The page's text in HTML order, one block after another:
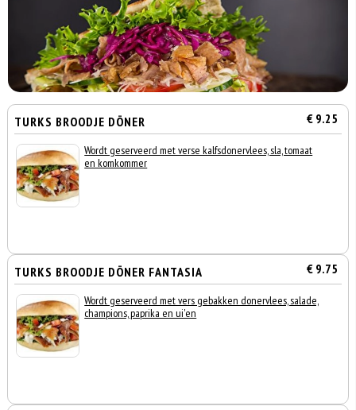
TURKS BROODJE DÖNER € 9.25
Wordt geserveerd met verse kalfsdonervlees, sla, tomaat
en komkommer
TURKS BROODJE DÖNER FANTASIA € 9.75
Wordt geserveerd met vers gebakken donervlees, salade,
champions, paprika en ui'en